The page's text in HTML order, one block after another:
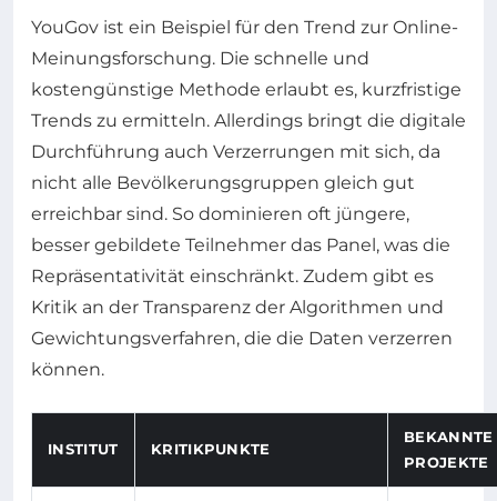
YouGov ist ein Beispiel für den Trend zur Online-
Meinungsforschung. Die schnelle und
kostengünstige Methode erlaubt es, kurzfristige
Trends zu ermitteln. Allerdings bringt die digitale
Durchführung auch Verzerrungen mit sich, da
nicht alle Bevölkerungsgruppen gleich gut
erreichbar sind. So dominieren oft jüngere,
besser gebildete Teilnehmer das Panel, was die
Repräsentativität einschränkt. Zudem gibt es
Kritik an der Transparenz der Algorithmen und
Gewichtungsverfahren, die die Daten verzerren
können.
INSTITUT KRITIKPUNKTE
BEKANNTE
PROJEKTE